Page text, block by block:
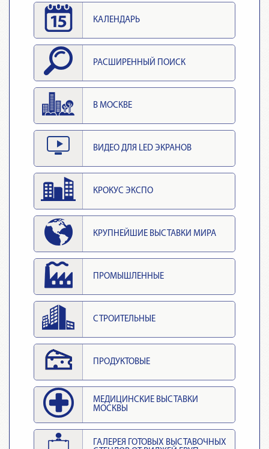
КАЛЕНДАРЬ
РАСШИРЕННЫЙ ПОИСК
В МОСКВЕ
ВИДЕО ДЛЯ LED ЭКРАНОВ
КРОКУС ЭКСПО
КРУПНЕЙШИЕ ВЫСТАВКИ МИРА
ПРОМЫШЛЕННЫЕ
СТРОИТЕЛЬНЫЕ
ПРОДУКТОВЫЕ
МЕДИЦИНСКИЕ ВЫСТАВКИ
МОСКВЫ
ГАЛЕРЕЯ ГОТОВЫХ ВЫСТАВОЧНЫХ